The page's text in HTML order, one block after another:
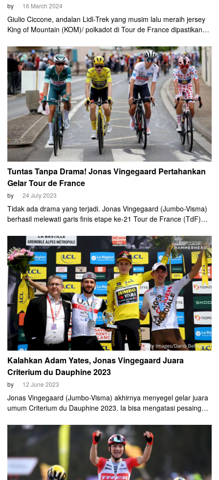
by 16 March 2024
Giulio Ciccone, andalan Lidl-Trek yang musim lalu meraih jersey
King of Mountain (KOM)/ polkadot di Tour de France dipastikan
mengalami lecet begitu parah awal tahun ini. Dia harus menjalani
operasi Februari lalu.
Tuntas Tanpa Drama! Jonas Vingegaard Pertahankan
Gelar Tour de France
by 24 July 2023
Tidak ada drama yang terjadi. Jonas Vingegaard (Jumbo-Visma)
berhasil melewati garis finis etape ke-21 Tour de France (TdF)
kedua kalinya secara berturut-turut.
Kalahkan Adam Yates, Jonas Vingegaard Juara
Criterium du Dauphine 2023
by 12 June 2023
Jonas Vingegaard (Jumbo-Visma) akhirnya menyegel gelar juara
umum Criterium du Dauphine 2023. Ia bisa mengatasi pesaing
(etape 10) Criterium du Dauphine, Minggu, 11 Juni 2023.